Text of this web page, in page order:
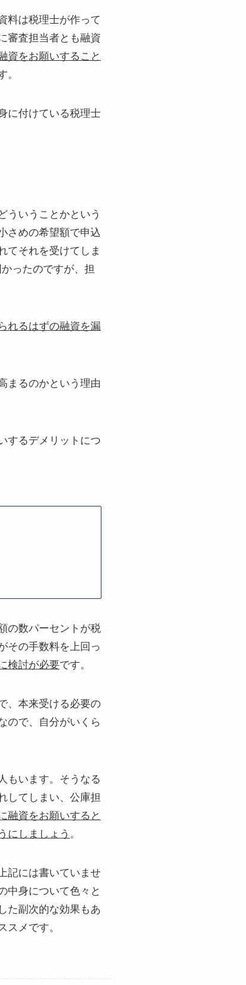
料は税理士が作って
審査担当者とも融資
資をお願いすること
。
に付けている税理士
ういうことかという
さめの希望額で申込
てそれを受けてしま
ったのですが、担
れるはずの融資を漏
まるのかという理由
するデメリットにつ
の数パーセントが税
その手数料を上回っ
検討が必要です。
、本来受ける必要の
ので、自分がいくら
もいます。そうなる
してしまい、公庫担
融資をお願いすると
にしましょう 。
記には書いていませ
中身について色々と
た副次的な効果もあ
メです。